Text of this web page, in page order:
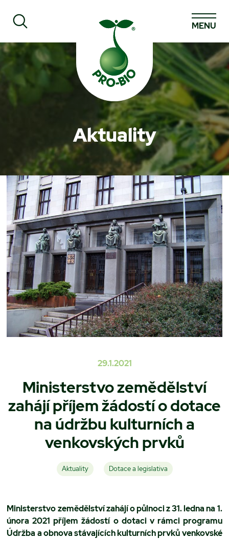
Prohledat PRO-BIO
MENU
Aktuality
29.1.2021
Ministerstvo zemědělství
zahájí příjem žádostí o dotace
na údržbu kulturních a
venkovských prvků
Aktuality Dotace a legislativa
Ministerstvo zemědělství zahájí o půlnoci z 31. ledna na 1.
února 2021 příjem žádostí o dotaci v rámci programu
Údržba a obnova stávajících kulturních prvků venkovské